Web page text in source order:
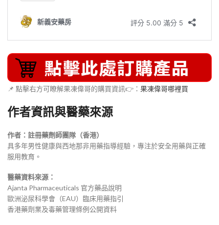
📌 點擊右方可瞭解果凍偉哥的購買資訊👉： 果凍偉哥哪裡買
作者資訊與醫藥來源
作者：註冊藥劑師團隊（香港）
具多年男性健康與西地那非用藥指導經驗，專注於安全用藥與正確
服用教育。
醫藥資料來源：
Ajanta Pharmaceuticals 官方藥品說明
歐洲泌尿科學會（EAU）臨床用藥指引
香港藥劑業及毒藥管理條例公開資料